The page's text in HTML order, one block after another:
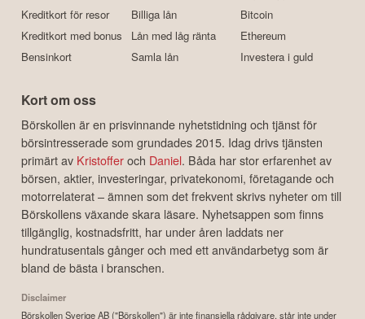
Kreditkort för resor
Kreditkort med bonus
Bensinkort
Billiga lån
Lån med låg ränta
Samla lån
Bitcoin
Ethereum
Investera i guld
Kort om oss
Börskollen är en prisvinnande nyhetstidning och tjänst för
börsintresserade som grundades 2015. Idag drivs tjänsten
primärt av Kristofferoch Daniel. Båda har stor erfarenhet av
börsen, aktier, investeringar, privatekonomi, företagande och
motorrelaterat – ämnen som det frekvent skrivs nyheter om till
Börskollens växande skara läsare. Nyhetsappen som finns
tillgänglig, kostnadsfritt, har under åren laddats ner
hundratusentals gånger och med ett användarbetyg som är
bland de bästa i branschen.
Disclaimer
Börskollen Sverige AB ("Börskollen") är inte finansiella rådgivare, står inte under